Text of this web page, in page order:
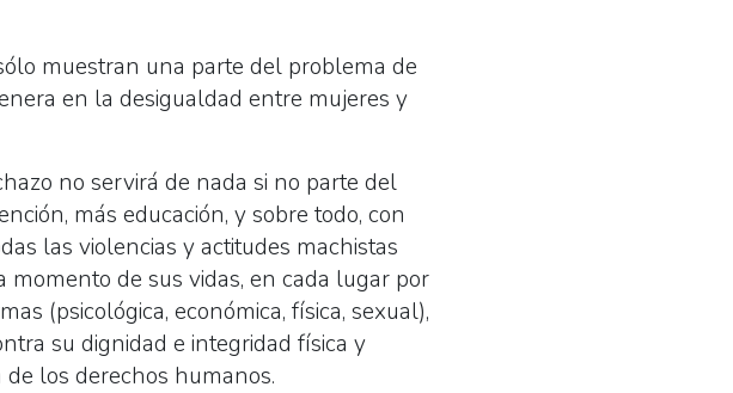
muestran una parte del problema de
en la desigualdad entre mujeres y
no servirá de nada si no parte del
más educación, y sobre todo, con
las violencias y actitudes machistas
de sus vidas, en cada lugar por
(psicológica, económica, física, sexual),
su dignidad e integridad física y
los derechos humanos.